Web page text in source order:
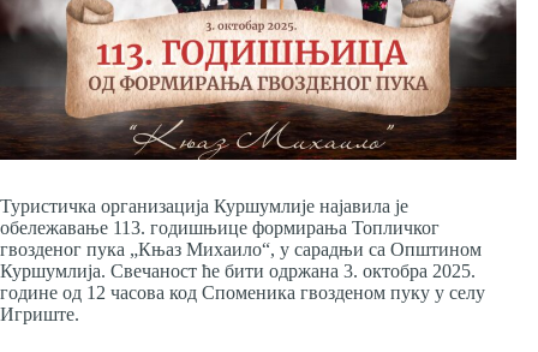
Туристичка организација Куршумлије најавила је
обележавање 113. годишњице формирања Топличког
гвозденог пука „Књаз Михаило“, у сарадњи са Општином
Куршумлија. Свечаност ће бити одржана 3. октобра 2025.
године од 12 часова код Споменика гвозденом пуку у селу
Игриште.